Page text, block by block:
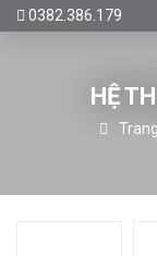
0382.386.179
HỆ